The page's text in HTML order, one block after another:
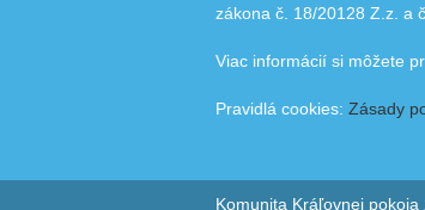
zákona č. 18/20128 Z.z. a
Viac informácií si môžete
Pravidlá cookies: Zásady
Komunita Kráľovnej